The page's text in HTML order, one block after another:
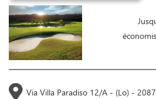
Via Villa Paradiso 12/A - (Lo) -